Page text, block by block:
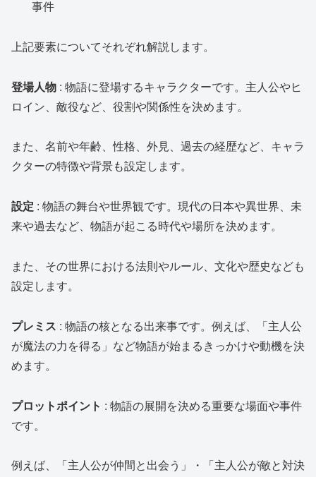
事件
上記要素についてそれぞれ解説します。
登場人物 : 物語に登場するキャラクターです。主人公やヒ
ロイン、敵役など、役割や関係性を決めます。
また、名前や年齢、性格、外見、過去の経歴など、キャラ
クターの特徴や背景も設定します。
設定 : 物語の舞台や世界観です。現代の日本や異世界、未
来や過去など、物語が起こる時代や場所を決めます。
また、その世界における法則やルール、文化や歴史なども
設定します。
プレミス : 物語の核となる出来事です。例えば、「主人公
が魔法の力を得る」など物語が始まるきっかけや動機を決
めます。
プロットポイント : 物語の展開を決める重要な場面や事件
です。
例えば、「主人公が仲間と出会う」・「主人公が敵と対決